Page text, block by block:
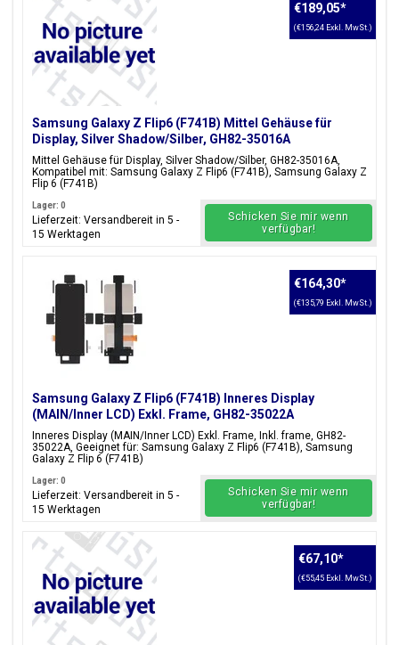
Samsung Galaxy Z Flip6 (F741B) Mittel Gehäuse für
Display, Silver Shadow/Silber, GH82-35016A
Mittel Gehäuse für Display, Silver Shadow/Silber, GH82-35016A,
Kompatibel mit: Samsung Galaxy Z Flip6 (F741B), Samsung Galaxy Z
Flip 6 (F741B)
€189,05*
(€156,24 Exkl. MwSt.)
Lager: 0
Lieferzeit: Versandbereit in 5 -
15 Werktagen
Schicken Sie mir wenn
verfügbar!
Samsung Galaxy Z Flip6 (F741B) Inneres Display
(MAIN/Inner LCD) Exkl. Frame, GH82-35022A
Inneres Display (MAIN/Inner LCD) Exkl. Frame, Inkl. frame, GH82-
35022A, Geeignet für: Samsung Galaxy Z Flip6 (F741B), Samsung
Galaxy Z Flip 6 (F741B)
€164,30*
(€135,79 Exkl. MwSt.)
Lager: 0
Lieferzeit: Versandbereit in 5 -
15 Werktagen
Schicken Sie mir wenn
verfügbar!
€67,10*
(€55,45 Exkl. MwSt.)